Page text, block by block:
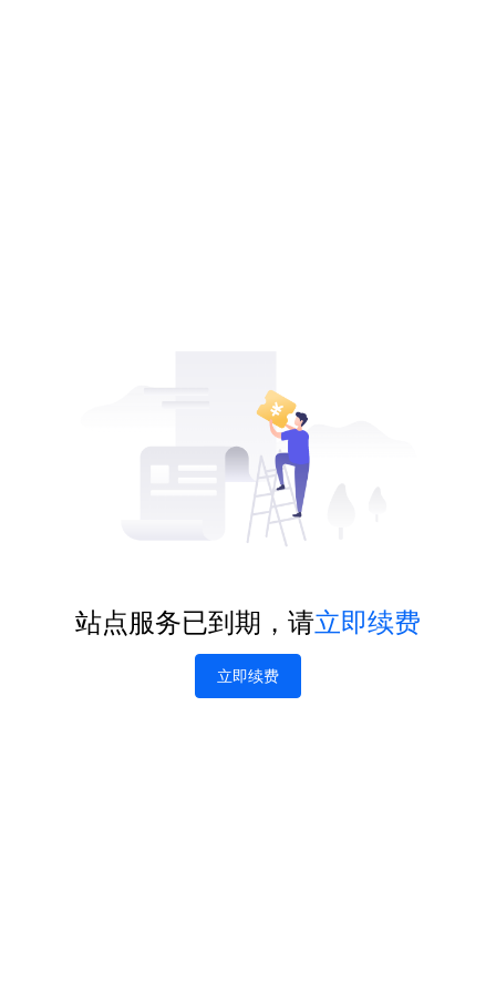
站点服务已到期，请立即续费
立即续费